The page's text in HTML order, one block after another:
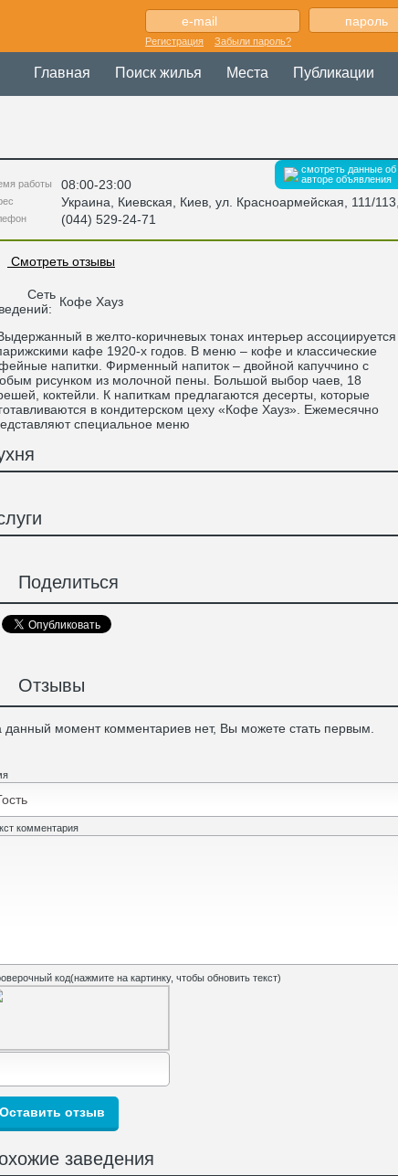
Регистрация Забыли пароль?
Главная Поиск жилья Места Публикации
смотреть данные об
авторе объявления
работы 08:00-23:00
Украина Киевская , Киев, ул. Красноармейская, 111/113
(044) 529-24-71
Смотреть отзывы
Сеть Кофе Хауз
в желто-коричневых тонах интерьер ассоциируется
кафе 1920-х годов. В меню – кофе и классические
напитки. Фирменный напиток – двойной капуччино с
рисунком из молочной пены. Большой выбор чаев, 18
коктейли. К напиткам предлагаются десерты, которые
в кондитерском цеху «Кофе Хауз». Ежемесячно
специальное меню
Поделиться
Отзывы
данный момент комментариев нет, Вы можете стать первым.
комментария
код(нажмите на картинку, чтобы обновить текст)
заведения